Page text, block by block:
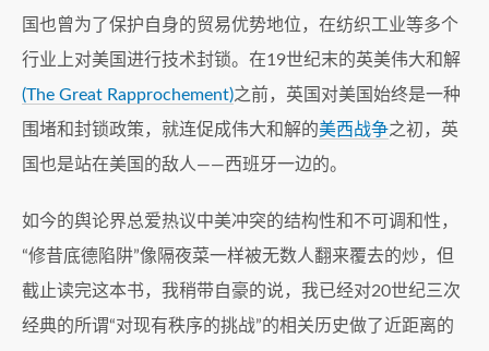
国也曾为了保护自身的贸易优势地位，在纺织工业等多个
行业上对美国进行技术封锁。在19世纪末的英美伟大和解
(The Great Rapprochement)之前，英国对美国始终是一种
围堵和封锁政策，就连促成伟大和解的美西战争之初，英
国也是站在美国的敌人——西班牙一边的。
如今的舆论界总爱热议中美冲突的结构性和不可调和性，
“修昔底德陷阱”像隔夜菜一样被无数人翻来覆去的炒，但
截止读完这本书，我稍带自豪的说，我已经对20世纪三次
经典的所谓“对现有秩序的挑战”的相关历史做了近距离的